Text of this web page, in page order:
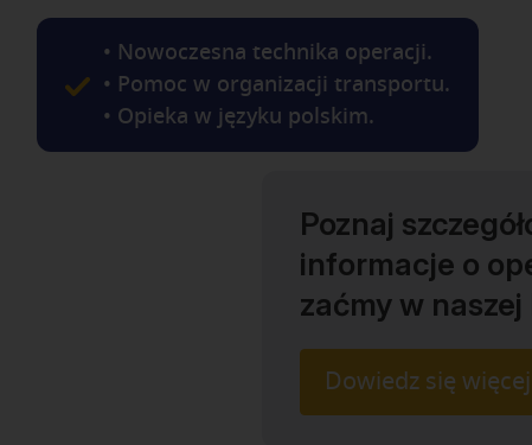
• Nowoczesna technika operacji.
• Pomoc w organizacji transportu.
• Opieka w języku polskim.
Poznaj
informacje o
zaćmy w
Dowiedz się więcej